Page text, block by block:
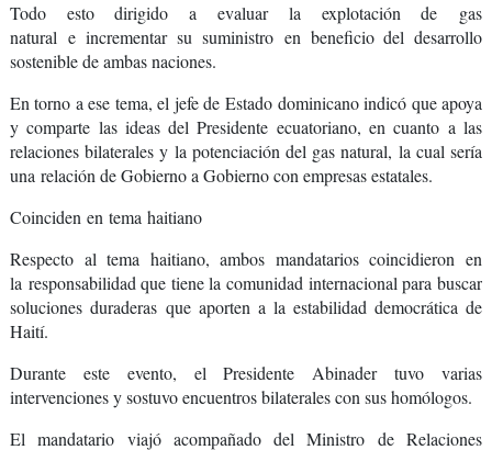
Todo esto dirigido a evaluar la explotación de
gas
natural e incrementar su suministro en beneficio del desarrollo
sostenible de ambas naciones.
En torno a ese tema, el jefe de Estado dominicano indicó que apoya
y comparte las ideas del Presidente ecuatoriano, en cuanto a las
relaciones bilaterales y la potenciación del gas natural, la cual sería
una relación de Gobierno a Gobierno con empresas estatales.
Coinciden en tema haitiano
Respecto al tema haitiano, ambos mandatarios coincidieron en
la responsabilidad que tiene la comunidad internacional para buscar
soluciones duraderas que aporten a la estabilidad democrática de
Haití.
Durante este evento, el Presidente Abinader tuvo varias
intervenciones y sostuvo encuentros bilaterales con sus homólogos.
El mandatario viajó acompañado del Ministro de Relaciones